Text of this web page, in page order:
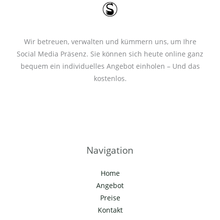
Wir betreuen, verwalten und kümmern uns, um Ihre
Social Media Präsenz. Sie können sich heute online ganz
bequem ein individuelles Angebot einholen – Und das
kostenlos.
Navigation
Home
Angebot
Preise
Kontakt